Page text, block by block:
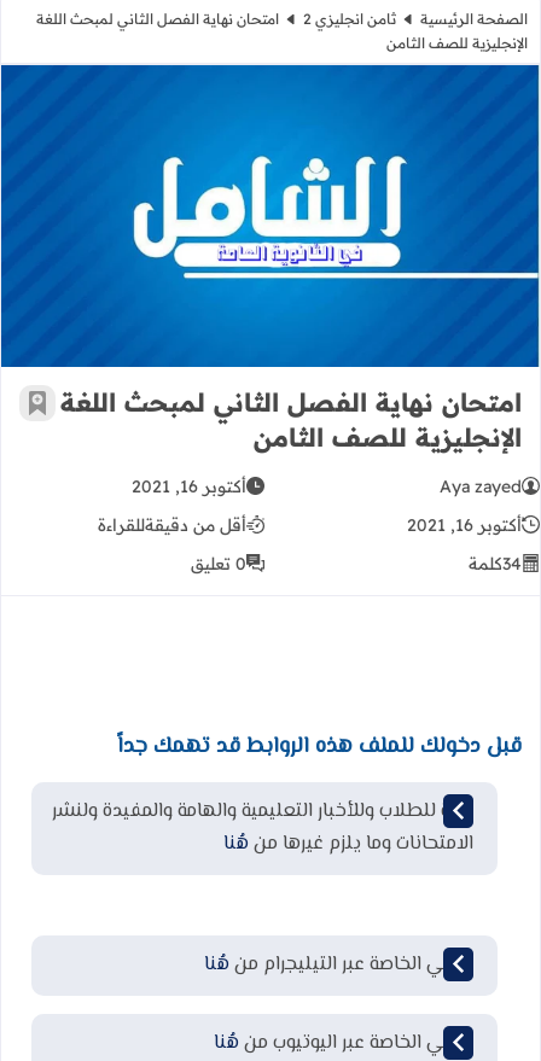
الصفحة الرئيسية ثامن انجليزي 2
امتحان نهاية الفصل الثاني لمبحث اللغة
الإنجليزية للصف الثامن
امتحان نهاية الفصل الثاني لمبحث
امتحان نهاية الفصل الثاني لمبحث اللغة
الإنجليزية للصف الثامن
أضف
Aya zayed
أكتوبر 16, 2021
أكتوبر 16, 2021
أقل من دقيقةللقراءة
34كلمة 0 تعليق
قبل دخولك للملف هذه الروابط قد تهمك جداً
قناة للطلاب وللأخبار التعليمية والهامة والمفيدة ولنشر
الامتحانات وما يلزم غيرها من هُنا
قناتي الخاصة عبر التيليجرام من هُنا
قناتي الخاصة عبر اليوتيوب من هُنا